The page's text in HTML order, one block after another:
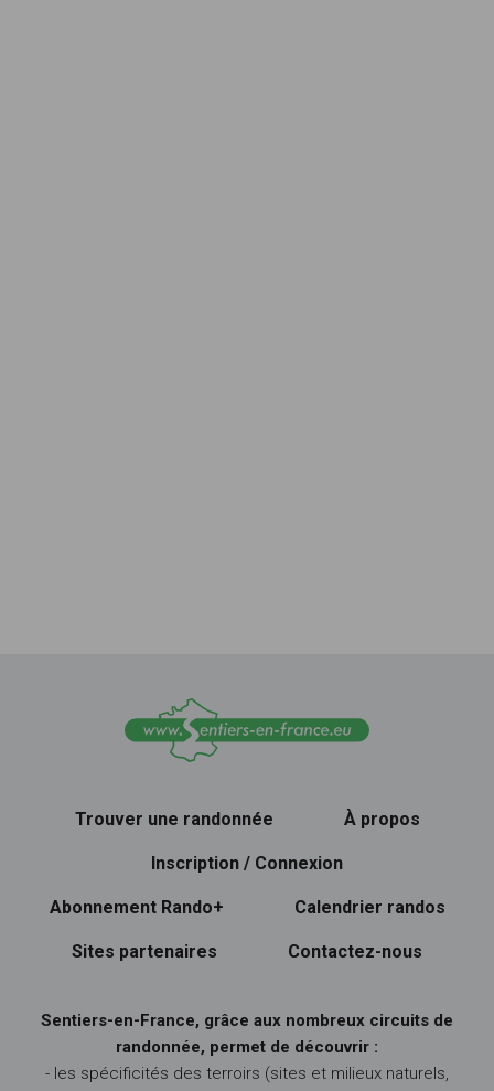
Trouver une randonnée À propos
Inscription / Connexion
Abonnement Rando+ Calendrier randos
Sites partenaires Contactez-nous
Sentiers-en-France, grâce aux nombreux circuits de
randonnée, permet de découvrir :
- les spécificités des terroirs (sites et milieux naturels,